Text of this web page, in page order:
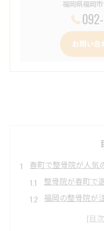
福岡県福岡
お問い合
春町で整骨院が人気
整骨院が春町で
福岡の整骨院が
整骨院の人気が